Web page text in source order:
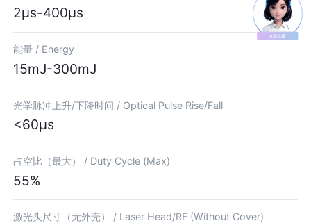
2μs-400μs
能量 / Energy
15mJ-300mJ
光学脉冲上升/下降时间 / Optical Pulse Rise/Fall
<60μs
占空比（最大） / Duty Cycle (Max)
55%
激光头尺寸（无外壳） / Laser Head/RF (Without Cover)